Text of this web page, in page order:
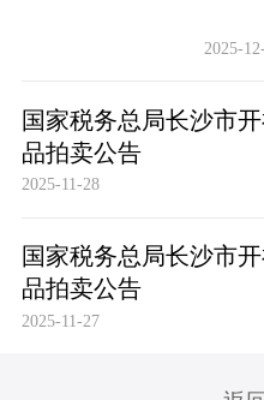
2025-
国家税务总局长沙市
品拍卖公告
2025-11-28
国家税务总局长沙市
品拍卖公告
2025-11-27